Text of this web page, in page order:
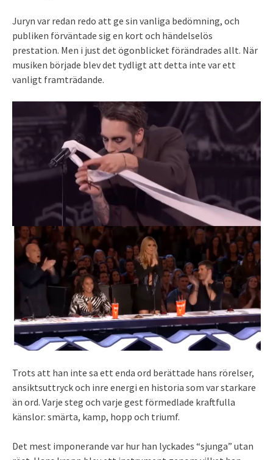
Juryn var redan redo att ge sin vanliga bedömning, och
publiken förväntade sig en kort och händelselös
prestation. Men i just det ögonblicket förändrades allt. När
musiken började blev det tydligt att detta inte var ett
vanligt framträdande.
Trots att han inte sa ett enda ord berättade hans rörelser,
ansiktsuttryck och inre energi en historia som var starkare
än ord. Varje steg och varje gest förmedlade kraftfulla
känslor: smärta, kamp, hopp och triumf.
Det mest imponerande var hur han lyckades “sjunga” utan